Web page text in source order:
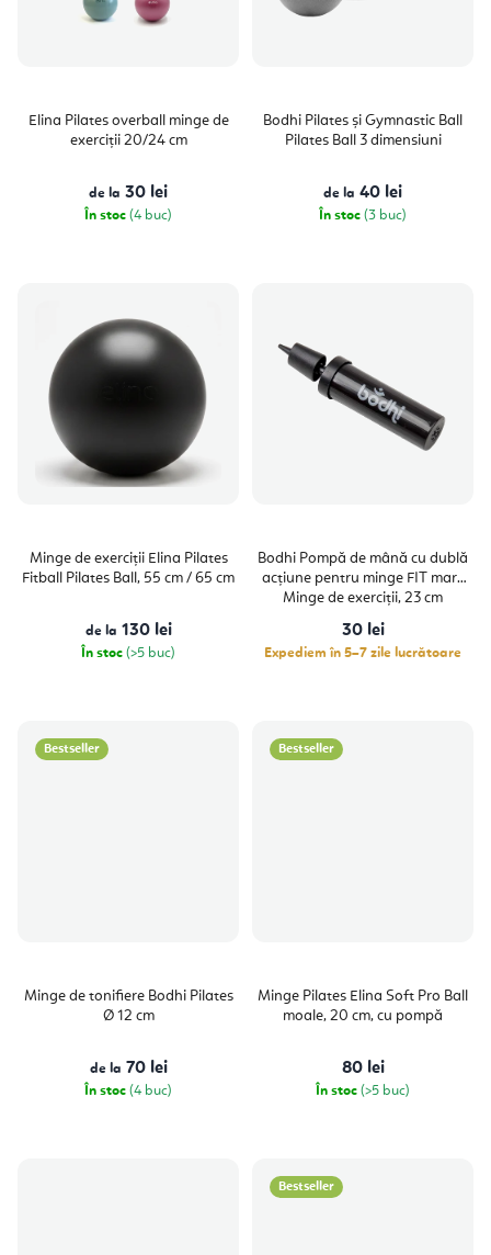
Elina Pilates overball minge de
exerciții 20/24 cm
de la 30 lei
În stoc (4 buc)
Bodhi Pilates și Gymnastic Ball
Pilates Ball 3 dimensiuni
de la 40 lei
În stoc (3 buc)
Minge de exerciții Elina Pilates
Fitball Pilates Ball, 55 cm / 65 cm
de la 130 lei
În stoc (>5 buc)
Bodhi Pompă de mână cu dublă
acțiune pentru minge FIT mare
Minge de exerciții, 23 cm
30 lei
Expediem în 5–7 zile lucrătoare
Bestseller
Minge de tonifiere Bodhi Pilates
Ø 12 cm
de la 70 lei
În stoc (4 buc)
Bestseller
Minge Pilates Elina Soft Pro Ball
moale, 20 cm, cu pompă
80 lei
În stoc (>5 buc)
Bestseller